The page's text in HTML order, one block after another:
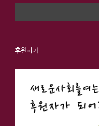
후원하기